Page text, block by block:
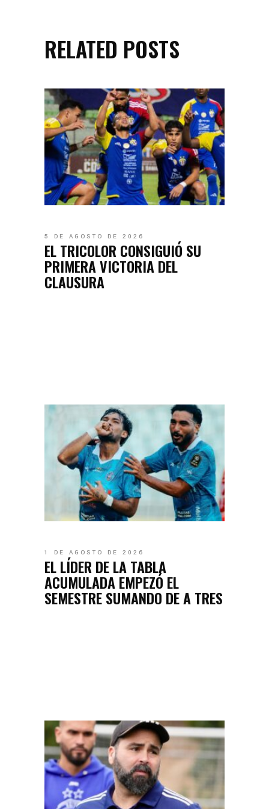
RELATED POSTS
5 DE AGOSTO DE 2026
EL TRICOLOR CONSIGUIÓ SU
PRIMERA VICTORIA DEL
CLAUSURA
1 DE AGOSTO DE 2026
EL LÍDER DE LA TABLA
ACUMULADA EMPEZÓ EL
SEMESTRE SUMANDO DE A TRES